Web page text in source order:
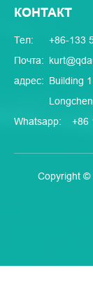
КОНТАКТ
Тел:
+86-133
Почта:
адрес: Building
Whatsapp:
+86
Copyright ©